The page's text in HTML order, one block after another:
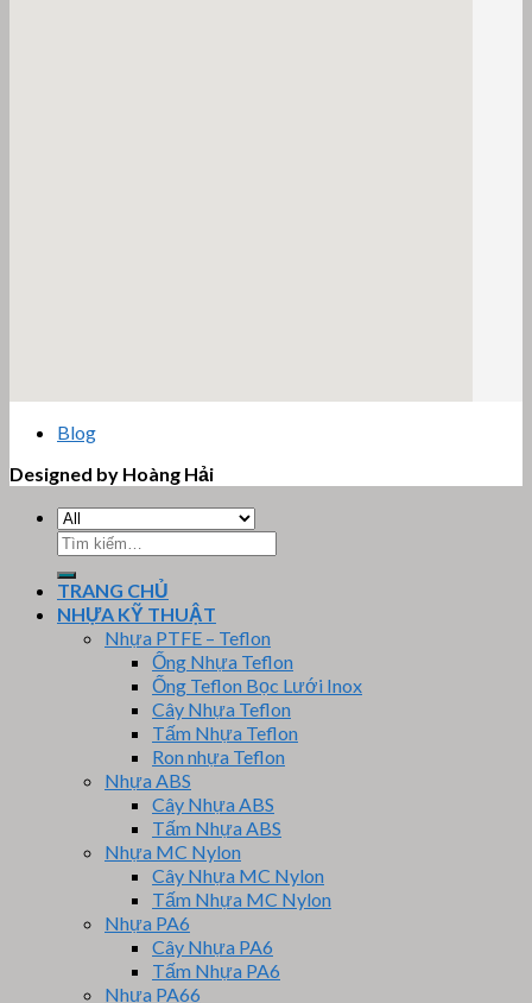
Blog
Designed by Hoàng Hải
Tìm
kiếm:
TRANG CHỦ
NHỰA KỸ THUẬT
Nhựa PTFE – Teflon
Ống Nhựa Teflon
Ống Teflon Bọc Lưới Inox
Cây Nhựa Teflon
Tấm Nhựa Teflon
Ron nhựa Teflon
Nhựa ABS
Cây Nhựa ABS
Tấm Nhựa ABS
Nhựa MC Nylon
Cây Nhựa MC Nylon
Tấm Nhựa MC Nylon
Nhựa PA6
Cây Nhựa PA6
Tấm Nhựa PA6
Nhựa PA66